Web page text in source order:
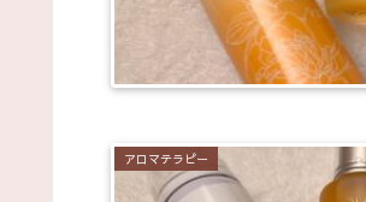
アロマテラピー